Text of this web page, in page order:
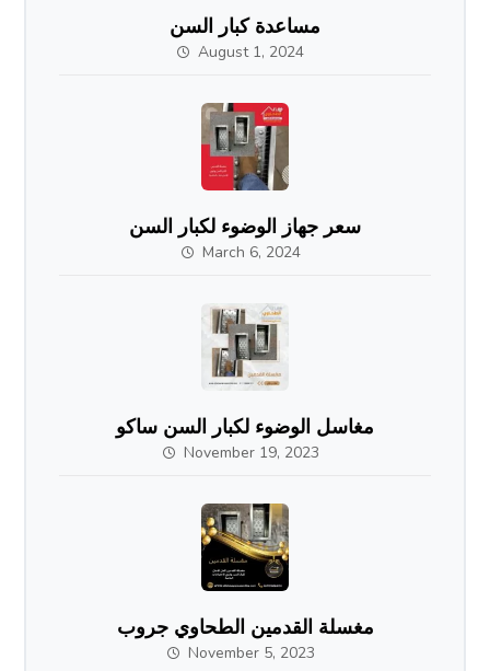
مساعدة كبار السن
August 1, 2024
سعر جهاز الوضوء لكبار السن
March 6, 2024
مغاسل الوضوء لكبار السن ساكو
November 19, 2023
مغسلة القدمين الطحاوي جروب
November 5, 2023